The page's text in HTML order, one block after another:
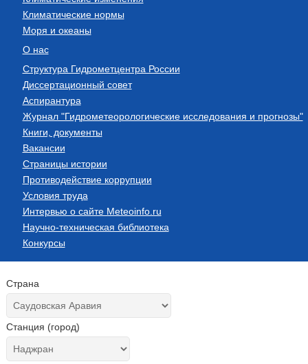
Климатические нормы
Моря и океаны
О нас
Структура Гидрометцентра России
Диссертационный совет
Аспирантура
Журнал "Гидрометеорологические исследования и прогнозы"
Книги, документы
Вакансии
Страницы истории
Противодействие коррупции
Условия труда
Интервью о сайте Meteoinfo.ru
Научно-техническая библиотека
Конкурсы
Страна
Станция (город)